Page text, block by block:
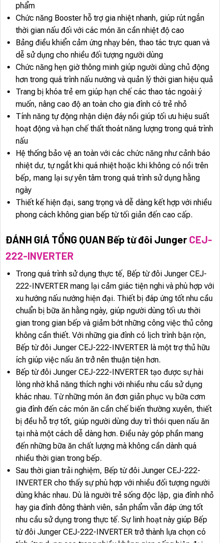
phẩm
Chức năng Booster hỗ trợ gia nhiệt nhanh, giúp rút ngắn
thời gian nấu đối với các món ăn cần nhiệt độ cao
Bảng điều khiển cảm ứng nhạy bén, thao tác trực quan và
dễ sử dụng cho nhiều đối tượng người dùng
Chức năng hẹn giờ thông minh giúp người dùng chủ động
hơn trong quá trình nấu nướng và quản lý thời gian hiệu quả
Trang bị khóa trẻ em giúp hạn chế các thao tác ngoài ý
muốn, nâng cao độ an toàn cho gia đình có trẻ nhỏ
Tính năng tự động nhận diện đáy nồi giúp tối ưu hiệu suất
hoạt động và hạn chế thất thoát năng lượng trong quá trình
nấu
Hệ thống bảo vệ an toàn với các chức năng như cảnh báo
nhiệt dư, tự ngắt khi quá nhiệt hoặc khi không có nồi trên
bếp, mang lại sự yên tâm trong quá trình sử dụng hằng
ngày
Thiết kế hiện đại, sang trọng và dễ dàng kết hợp với nhiều
phong cách không gian bếp từ tối giản đến cao cấp.
ĐÁNH GIÁ TỔNG QUAN Bếp từ đôi Junger CEJ-
222-INVERTER
Trong quá trình sử dụng thực tế, Bếp từ đôi Junger CEJ-
222-INVERTER mang lại cảm giác tiện nghi và phù hợp với
xu hướng nấu nướng hiện đại. Thiết bị đáp ứng tốt nhu cầu
chuẩn bị bữa ăn hằng ngày, giúp người dùng tối ưu thời
gian trong gian bếp và giảm bớt những công việc thủ công
không cần thiết. Với những gia đình có lịch trình bận rộn,
Bếp từ đôi Junger CEJ-222-INVERTER là một trợ thủ hữu
ích giúp việc nấu ăn trở nên thuận tiện hơn.
Bếp từ đôi Junger CEJ-222-INVERTER tạo được sự hài
lòng nhờ khả năng thích nghi với nhiều nhu cầu sử dụng
khác nhau. Từ những món ăn đơn giản phục vụ bữa cơm
gia đình đến các món ăn cần chế biến thường xuyên, thiết
bị đều hỗ trợ tốt, giúp người dùng duy trì thói quen nấu ăn
tại nhà một cách dễ dàng hơn. Điều này góp phần mang
đến những bữa ăn chất lượng mà không cần dành quá
nhiều thời gian trong bếp.
Sau thời gian trải nghiệm, Bếp từ đôi Junger CEJ-222-
INVERTER cho thấy sự phù hợp với nhiều đối tượng người
dùng khác nhau. Dù là người trẻ sống độc lập, gia đình nhỏ
hay gia đình đông thành viên, sản phẩm vẫn đáp ứng tốt
nhu cầu sử dụng trong thực tế. Sự linh hoạt này giúp Bếp
từ đôi Junger CEJ-222-INVERTER trở thành lựa chọn có